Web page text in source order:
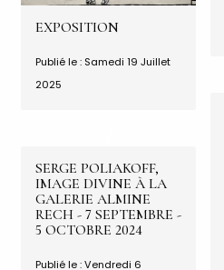
EXPOSITION
Publié le : Samedi 19 Juillet
2025
SERGE POLIAKOFF,
IMAGE DIVINE À LA
GALERIE ALMINE
RECH - 7 SEPTEMBRE -
5 OCTOBRE 2024
Publié le : Vendredi 6